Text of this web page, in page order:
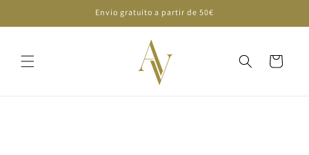
al contenido
Envio gratuito a partir de 50€
Carrito